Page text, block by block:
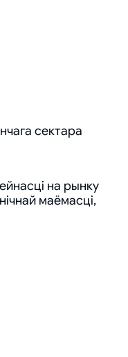
сектара
на рынку
маёмасці,